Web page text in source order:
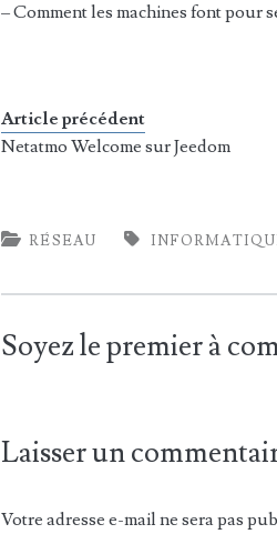
– Comment les machines font pour
Article précédent
Netatmo Welcome sur Jeedom
RÉSEAU
Soyez le premier à
Laisser un
Votre adresse e-mail ne sera pas